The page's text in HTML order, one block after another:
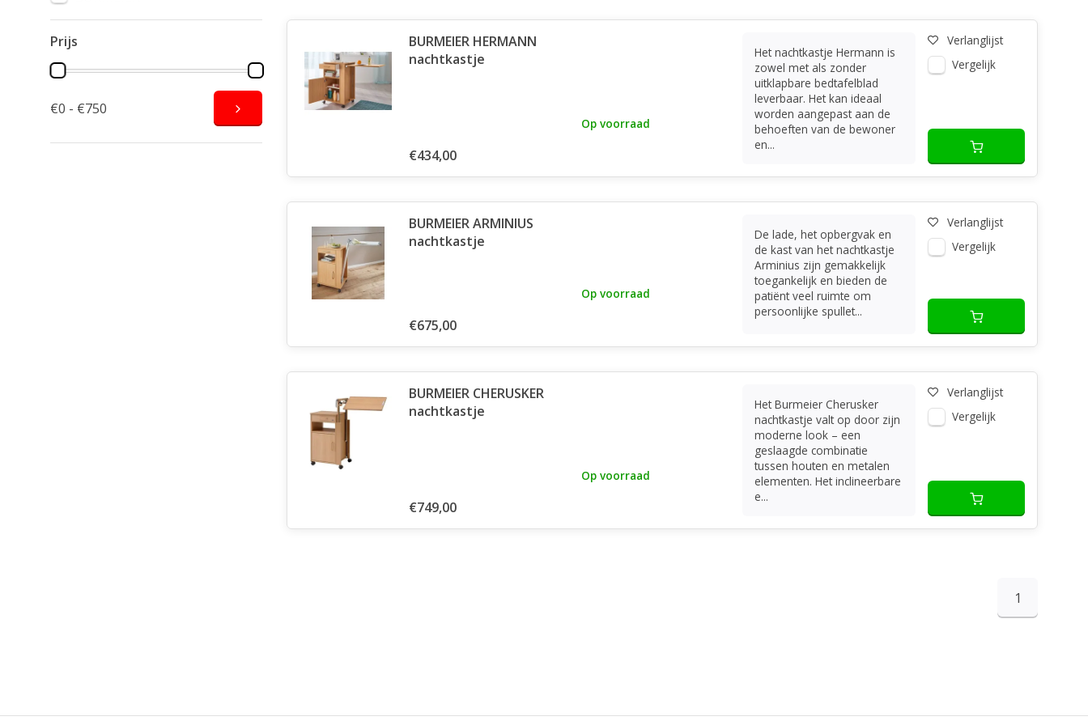
Prijs
€0 - €750
BURMEIER HERMANN
nachtkastje
€434,00
Op voorraad
Het nachtkastje Hermann is
zowel met als zonder
uitklapbare bedtafelblad
leverbaar. Het kan ideaal
worden aangepast aan de
behoeften van de bewoner
en...
Verlanglijst
Vergelijk
BURMEIER ARMINIUS
nachtkastje
€675,00
Op voorraad
De lade, het opbergvak en
de kast van het nachtkastje
Arminius zijn gemakkelijk
toegankelijk en bieden de
patiënt veel ruimte om
persoonlijke spullet...
Verlanglijst
Vergelijk
BURMEIER CHERUSKER
nachtkastje
€749,00
Op voorraad
Het Burmeier Cherusker
nachtkastje valt op door zijn
moderne look – een
geslaagde combinatie
tussen houten en metalen
elementen. Het inclineerbare
e...
Verlanglijst
Vergelijk
1